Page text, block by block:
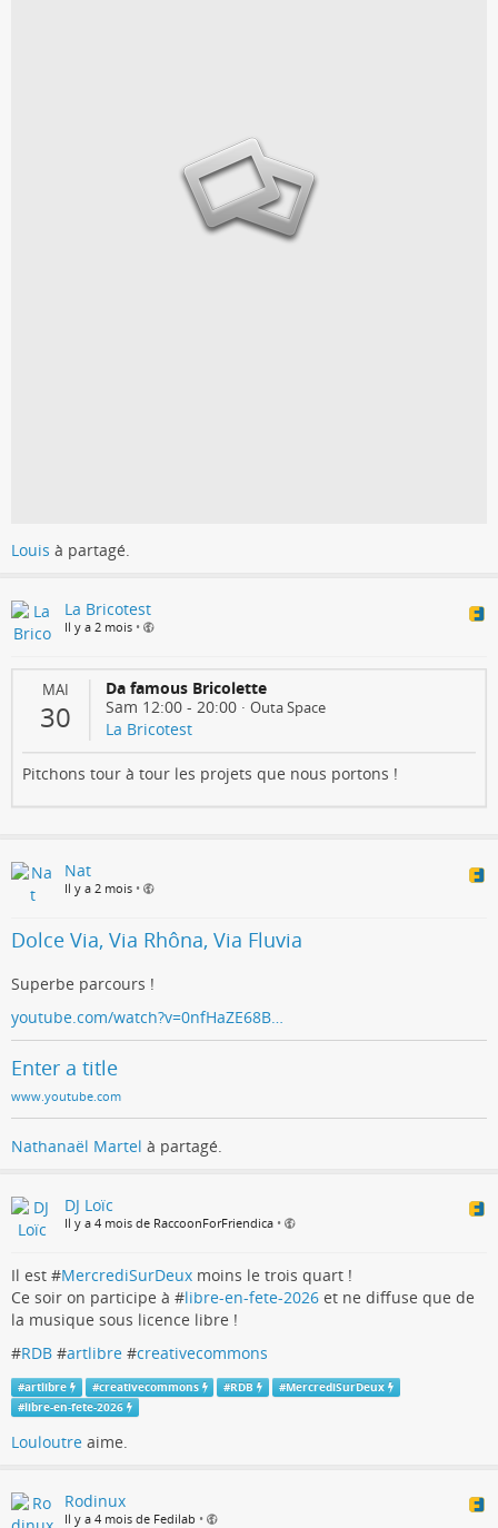
Louis à partagé.
La Bricotest
Il y a 2 mois •
MAI
30
Da famous Bricolette
Sam 12:00 - 20:00 · Outa Space
La Bricotest
Pitchons tour à tour les projets que nous portons !
Nat
Il y a 2 mois •
Dolce Via, Via Rhôna, Via Fluvia
Superbe parcours !
youtube.com/watch?v=0nfHaZE68B…
Enter a title
www.youtube.com
Nathanaël Martel à partagé.
DJ Loïc
Il y a 4 mois de RaccoonForFriendica •
Il est #MercrediSurDeux moins le trois quart !
Ce soir on participe à #libre-en-fete-2026 et ne diffuse que de
la musique sous licence libre !
#RDB #artlibre #creativecommons
#artlibre #creativecommons #RDB #MercrediSurDeux
#libre-en-fete-2026
Louloutre aime.
Rodinux
Il y a 4 mois de Fedilab •